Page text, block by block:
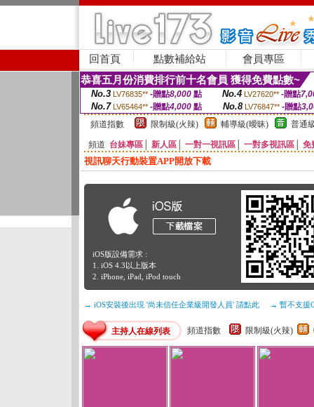
回首頁 點數補給站 會員專區
恭喜五月份消費排行前十名會員 獲得免費點數~
No.3 LV76835** -贈點8,000點 No.4 LV27620** -贈點
No.7 LV65464** -贈點4,000 點 No.8 LV76847** -贈點
頻道指數
限制級(火辣) 輔導級(曖昧) 普通
頻道 台妹專區 新人區 一對一視訊區 一對多視訊區 免
視訊聊天行動裝置APP開放下載
iOS版設備需求 :
1. iOS 4.3以上版本
2. iPhone, iPad, iPod touch
→ iOS安裝後出現 '尚未信任企業級開發人員' 請點此 → 暫不支援
主持人在線列表 頻道指數 限制級(火辣)